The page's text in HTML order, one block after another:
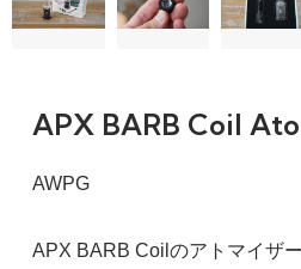
APX BARB Coil
AWPG
APX BARB Coilのアトマイザ